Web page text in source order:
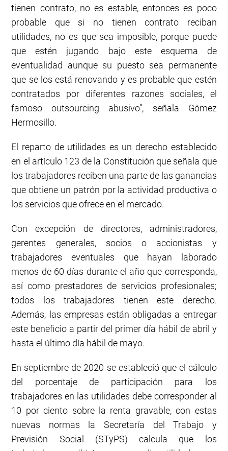
tienen contrato, no es estable, entonces es poco
probable que si no tienen contrato reciban
utilidades, no es que sea imposible, porque puede
que estén jugando bajo este esquema de
eventualidad aunque su puesto sea permanente
que se los está renovando y es probable que estén
contratados por diferentes razones sociales, el
famoso outsourcing abusivo”, señala Gómez
Hermosillo.
El reparto de utilidades es un derecho establecido
en el artículo 123 de la Constitución que señala que
los trabajadores reciben una parte de las ganancias
que obtiene un patrón por la actividad productiva o
los servicios que ofrece en el mercado.
Con excepción de directores, administradores,
gerentes generales, socios o accionistas y
trabajadores eventuales que hayan laborado
menos de 60 días durante el año que corresponda,
así como prestadores de servicios profesionales;
todos los trabajadores tienen este derecho.
Además, las empresas están obligadas a entregar
este beneficio a partir del primer día hábil de abril y
hasta el último día hábil de mayo.
En septiembre de 2020 se estableció que el cálculo
del porcentaje de participación para los
trabajadores en las utilidades debe corresponder al
10 por ciento sobre la renta gravable, con estas
nuevas normas la Secretaría del Trabajo y
Previsión Social (STyPS) calcula que los